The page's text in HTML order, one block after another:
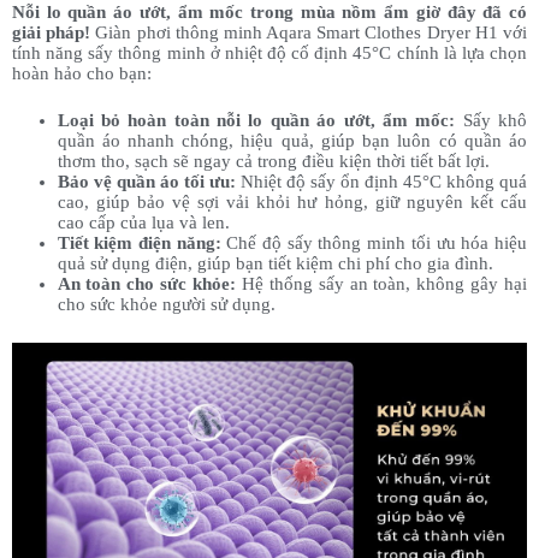
Nỗi lo quần áo ướt, ẩm mốc trong mùa nồm ẩm giờ đây đã có
giải pháp! Giàn phơi thông minh Aqara Smart Clothes Dryer H1 với
tính năng sấy thông minh ở nhiệt độ cố định 45°C chính là lựa chọn
hoàn hảo cho bạn:
Loại bỏ hoàn toàn nỗi lo quần áo ướt, ẩm mốc: Sấy khô
quần áo nhanh chóng, hiệu quả, giúp bạn luôn có quần áo
thơm tho, sạch sẽ ngay cả trong điều kiện thời tiết bất lợi.
Bảo vệ quần áo tối ưu: Nhiệt độ sấy ổn định 45°C không quá
cao, giúp bảo vệ sợi vải khỏi hư hỏng, giữ nguyên kết cấu
cao cấp của lụa và len.
Tiết kiệm điện năng: Chế độ sấy thông minh tối ưu hóa hiệu
quả sử dụng điện, giúp bạn tiết kiệm chi phí cho gia đình.
An toàn cho sức khỏe: Hệ thống sấy an toàn, không gây hại
cho sức khỏe người sử dụng.